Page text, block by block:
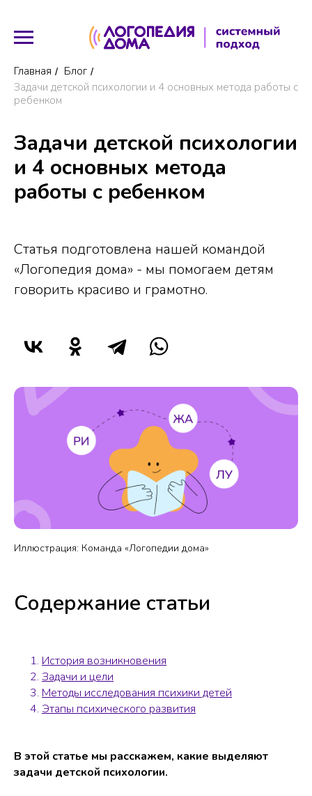
Главная / Блог /
Задачи детской психологии и 4 основных метода работы с
ребенком
Задачи детской психологии
и 4 основных метода
работы с ребенком
Статья подготовлена нашей командой
«Логопедия дома» - мы помогаем детям
говорить красиво и грамотно.
Иллюстрация: Команда «Логопедии дома»
Содержание статьи
История возникновения
Задачи и цели
Методы исследования психики детей
Этапы психического развития
В этой статье мы расскажем, какие выделяют
задачи детской психологии.